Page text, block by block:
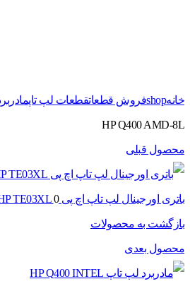
خانهshopفروش قطعاتقطعات لپ تاپ
HP Q400 AMD-8L
محصول قبلی
باتری اورجینال لپ تاپ اچ پی HP TE03XL0
بازگشت به محصولات
محصول بعدی